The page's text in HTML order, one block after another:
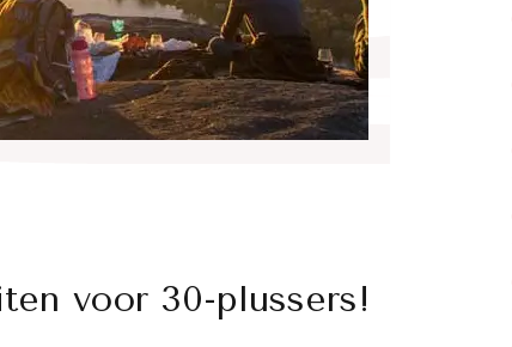
voor 30-plussers!